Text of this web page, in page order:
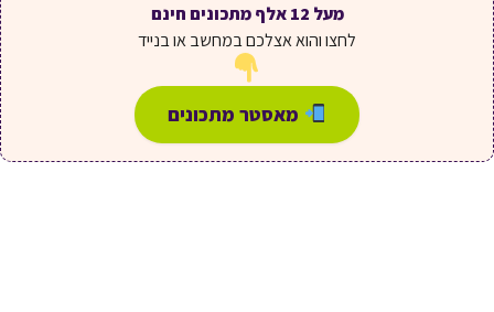
מעל 12 אלף מתכונים חינם
לחצו והוא אצלכם במחשב או בנייד
מאסטר מתכונים